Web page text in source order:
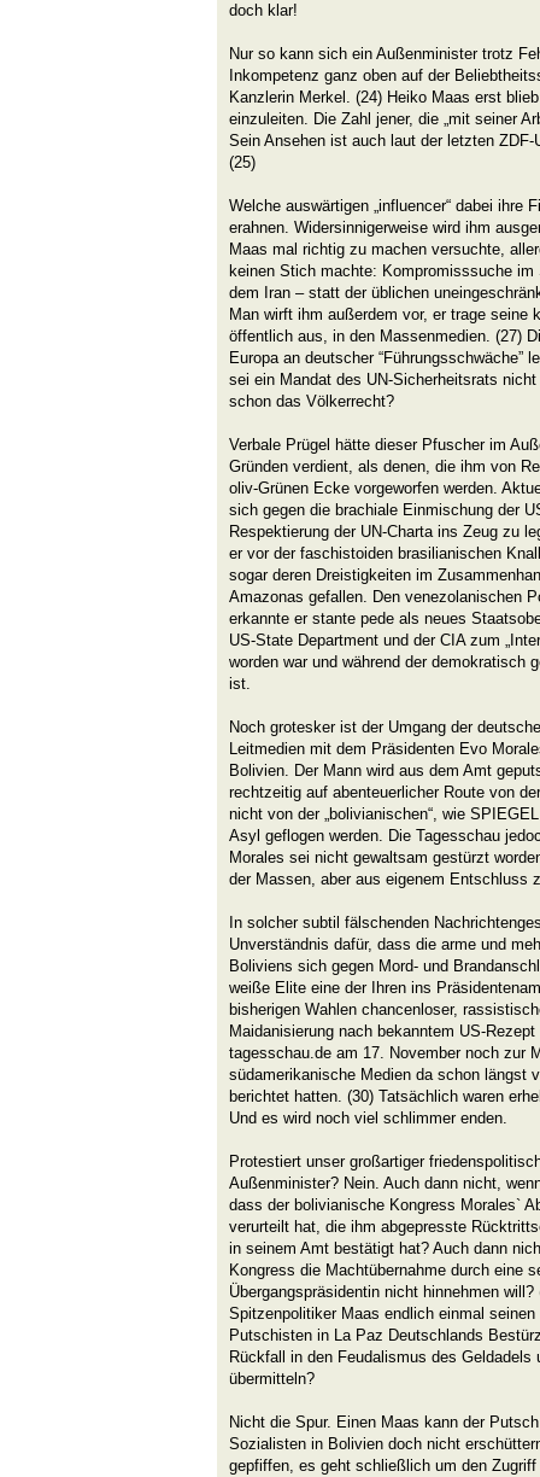
doch klar!
Nur so kann sich ein Außenminister trotz
Inkompetenz ganz oben auf der
Kanzlerin Merkel. (24) Heiko Maas erst
einzuleiten. Die Zahl jener, die „mit seiner
Sein Ansehen ist auch laut der letzten
(25)
Welche auswärtigen „influencer“ dabei ihre
erahnen. Widersinnigerweise wird ihm
Maas mal richtig zu machen versuchte,
keinen Stich machte: Kompromisssuche
dem Iran – statt der üblichen
Man wirft ihm außerdem vor, er trage seine
öffentlich aus, in den Massenmedien. (27)
Europa an deutscher “Führungsschwäche”
sei ein Mandat des UN-Sicherheitsrats
schon das Völkerrecht?
Verbale Prügel hätte dieser Pfuscher im
Gründen verdient, als denen, die ihm von
oliv-Grünen Ecke vorgeworfen werden.
sich gegen die brachiale Einmischung der
Respektierung der UN-Charta ins Zeug zu
er vor der faschistoiden brasilianischen
sogar deren Dreistigkeiten im
Amazonas gefallen. Den venezolanischen
erkannte er stante pede als neues
US-State Department und der CIA zum
worden war und während der demokratisch
ist.
Noch grotesker ist der Umgang der
Leitmedien mit dem Präsidenten Evo
Bolivien. Der Mann wird aus dem Amt
rechtzeitig auf abenteuerlicher Route von
nicht von der „bolivianischen“, wie
Asyl geflogen werden. Die Tagesschau
Morales sei nicht gewaltsam gestürzt
der Massen, aber aus eigenem Entschluss
In solcher subtil fälschenden
Unverständnis dafür, dass die arme und
Boliviens sich gegen Mord- und
weiße Elite eine der Ihren ins
bisherigen Wahlen chancenloser,
Maidanisierung nach bekanntem US-
tagesschau.de am 17. November noch zur
südamerikanische Medien da schon längst
berichtet hatten. (30) Tatsächlich waren
Und es wird noch viel schlimmer enden.
Protestiert unser großartiger
Außenminister? Nein. Auch dann nicht,
dass der bolivianische Kongress Morales`
verurteilt hat, die ihm abgepresste
in seinem Amt bestätigt hat? Auch dann
Kongress die Machtübernahme durch eine
Übergangspräsidentin nicht hinnehmen
Spitzenpolitiker Maas endlich einmal
Putschisten in La Paz Deutschlands
Rückfall in den Feudalismus des
übermitteln?
Nicht die Spur. Einen Maas kann der
Sozialisten in Bolivien doch nicht
gepfiffen, es geht schließlich um den